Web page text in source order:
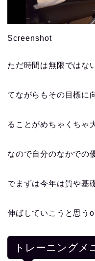
Screenshot
ただ時間は無限ではな
てながらもその目標に
ることがめちゃくちゃ
なので自分のなかでの
でまずは今年は質や基
伸ばしていこうと思
トレーニングメ